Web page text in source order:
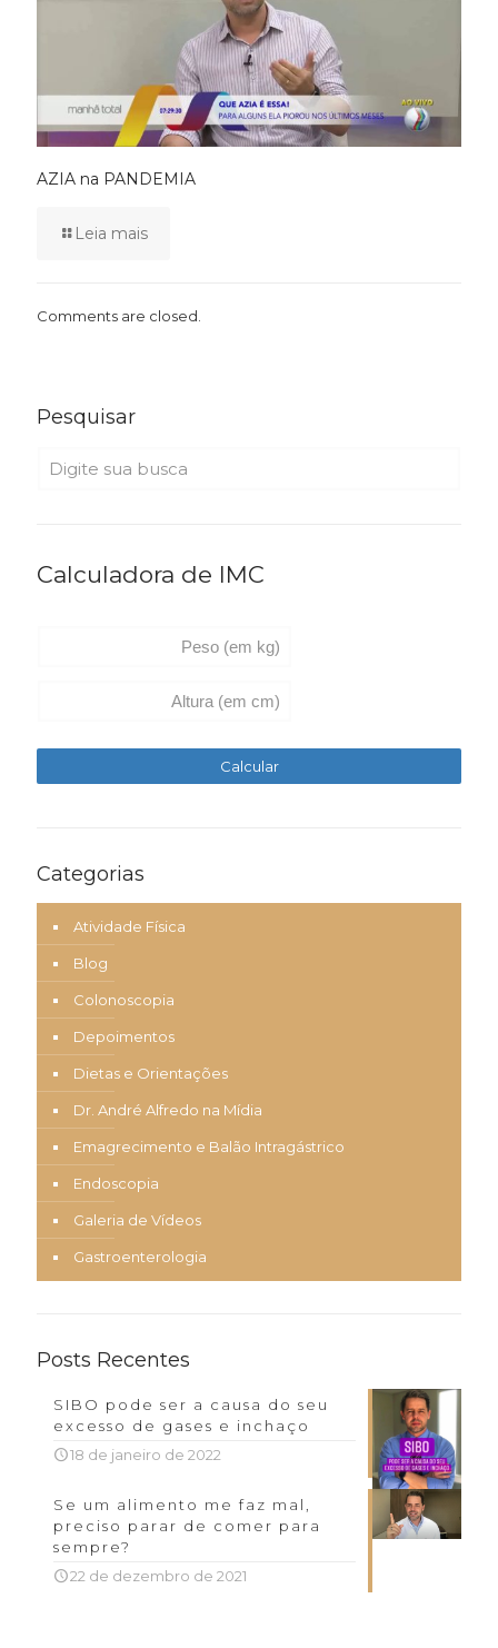
AZIA na PANDEMIA
Leia mais
Comments are closed.
Pesquisar
Calculadora de IMC
Categorias
Atividade Física
Blog
Colonoscopia
Depoimentos
Dietas e Orientações
Dr. André Alfredo na Mídia
Emagrecimento e Balão Intragástrico
Endoscopia
Galeria de Vídeos
Gastroenterologia
Posts Recentes
SIBO pode ser a causa do seu
excesso de gases e inchaço
18 de janeiro de 2022
Se um alimento me faz mal,
preciso parar de comer para
sempre?
22 de dezembro de 2021